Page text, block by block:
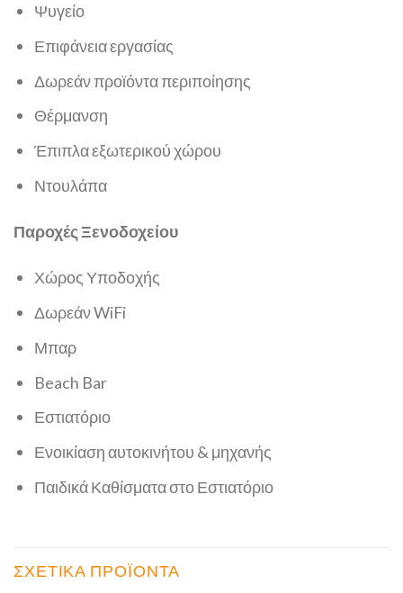
Ψυγείο
Επιφάνεια εργασίας
Δωρεάν προϊόντα περιποίησης
Θέρμανση
Έπιπλα εξωτερικού χώρου
Ντουλάπα
Παροχές Ξενοδοχείου
Χώρος Υποδοχής
Δωρεάν WiFi
Μπαρ
Beach Bar
Εστιατόριο
Ενοικίαση αυτοκινήτου & μηχανής
Παιδικά Καθίσματα στο Εστιατόριο
ΣΧΕΤΙΚΆ ΠΡΟΪΌΝΤΑ